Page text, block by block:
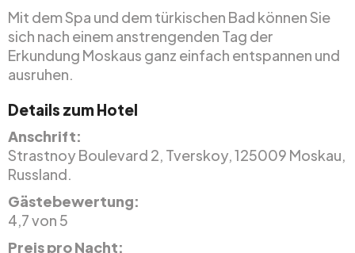
Mit dem Spa und dem türkischen Bad können Sie
sich nach einem anstrengenden Tag der
Erkundung Moskaus ganz einfach entspannen und
ausruhen.
Details zum Hotel
Anschrift:
Strastnoy Boulevard 2, Tverskoy, 125009 Moskau,
Russland.
Gästebewertung:
4,7 von 5
Preis pro Nacht: